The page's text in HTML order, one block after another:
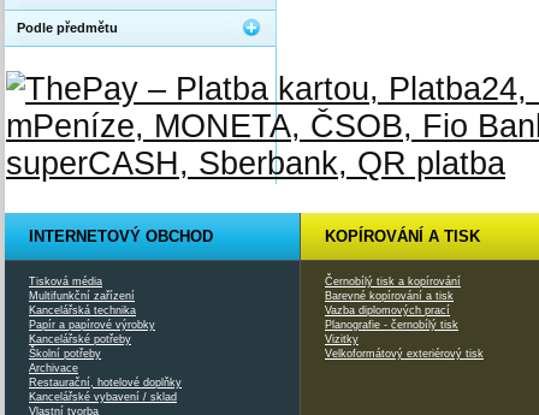
Podle předmětu
INTERNETOVÝ OBCHOD
Tisková média
Multifunkční zařízení
Kancelářská technika
Papír a papírové výrobky
Kancelářské potřeby
Školní potřeby
Archivace
Restaurační, hotelové doplňky
Kancelářské vybavení / sklad
Vlastní tvorba
KOPÍROVÁNÍ A TISK
Černobílý tisk a kopírování
Barevné kopírování a tisk
Vazba diplomových prací
Planografie - černobílý tisk
Vizitky
Velkoformátový exteriérový tisk